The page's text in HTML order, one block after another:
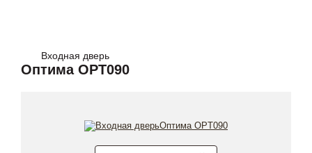
Входная дверь
Оптима OPT090